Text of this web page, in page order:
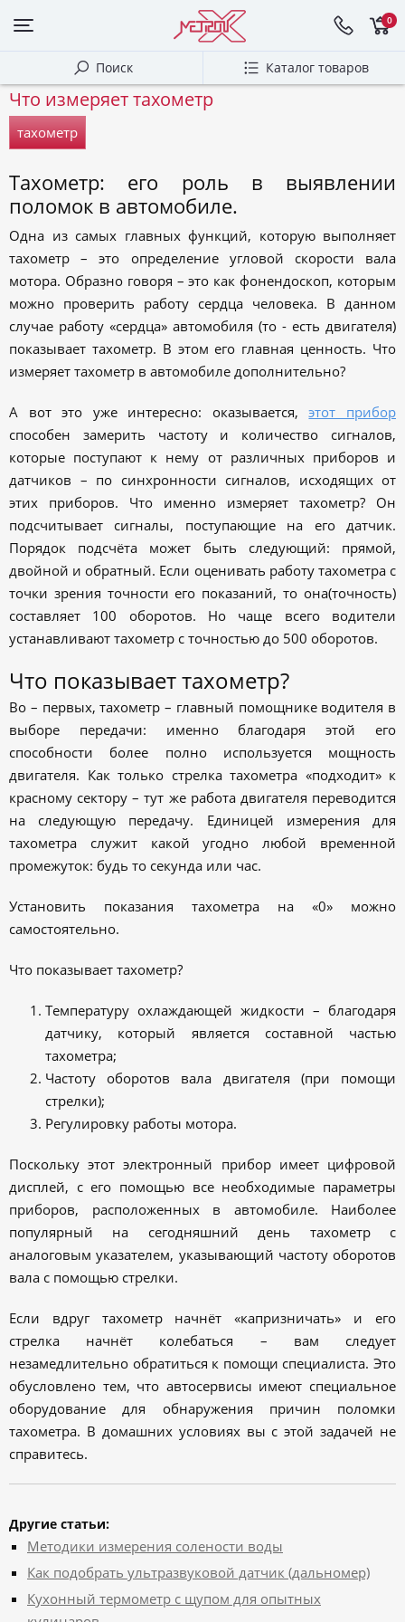
0
Поиск Каталог товаров
Что измеряет тахометр
тахометр
Тахометр: его роль в выявлении
поломок в автомобиле.
Одна из самых главных функций, которую выполняет
тахометр – это определение угловой скорости вала
мотора. Образно говоря – это как фонендоскоп, которым
можно проверить работу сердца человека. В данном
случае работу «сердца» автомобиля (то - есть двигателя)
показывает тахометр. В этом его главная ценность. Что
измеряет тахометр в автомобиле дополнительно?
А вот это уже интересно: оказывается,этот прибор
способен замерить частоту и количество сигналов,
которые поступают к нему от различных приборов и
датчиков – по синхронности сигналов, исходящих от
этих приборов. Что именно измеряет тахометр? Он
подсчитывает сигналы, поступающие на его датчик.
Порядок подсчёта может быть следующий: прямой,
двойной и обратный. Если оценивать работу тахометра с
точки зрения точности его показаний, то она(точность)
составляет 100 оборотов. Но чаще всего водители
устанавливают тахометр с точностью до 500 оборотов.
Что показывает тахометр?
Во – первых, тахометр – главный помощнике водителя в
выборе передачи: именно благодаря этой его
способности более полно используется мощность
двигателя. Как только стрелка тахометра «подходит» к
красному сектору – тут же работа двигателя переводится
на следующую передачу. Единицей измерения для
тахометра служит какой угодно любой временной
промежуток: будь то секунда или час.
Установить показания тахометра на «0» можно
самостоятельно.
Что показывает тахометр?
Температуру охлаждающей жидкости – благодаря
датчику, который является составной частью
тахометра;
Частоту оборотов вала двигателя (при помощи
стрелки);
Регулировку работы мотора.
Поскольку этот электронный прибор имеет цифровой
дисплей, с его помощью все необходимые параметры
приборов, расположенных в автомобиле. Наиболее
популярный на сегодняшний день тахометр с
аналоговым указателем, указывающий частоту оборотов
вала с помощью стрелки.
Если вдруг тахометр начнёт «капризничать» и его
стрелка начнёт колебаться – вам следует
незамедлительно обратиться к помощи специалиста. Это
обусловлено тем, что автосервисы имеют специальное
оборудование для обнаружения причин поломки
тахометра. В домашних условиях вы с этой задачей не
справитесь.
Другие статьи:
Методики измерения солености воды
Как подобрать ультразвуковой датчик (дальномер)
Кухонный термометр с щупом для опытных